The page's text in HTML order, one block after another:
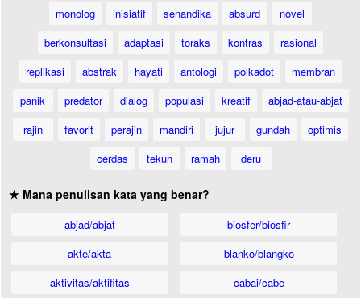
monolog
inisiatif senandika absurd
novel
berkonsultasi
adaptasi toraks kontras
rasional
replikasi
abstrak hayati antologi polkadot
membran
panik
predator dialog populasi kreatif
abjad-atau-abjat
rajin
favorit perajin mandiri jujur gundah
optimis
cerdas
tekun ramah deru
★ Mana penulisan kata yang benar?
abjad/abjat
akte/akta
aktivitas/aktifitas
biosfer/biosfir
blanko/blangko
cabai/cabe